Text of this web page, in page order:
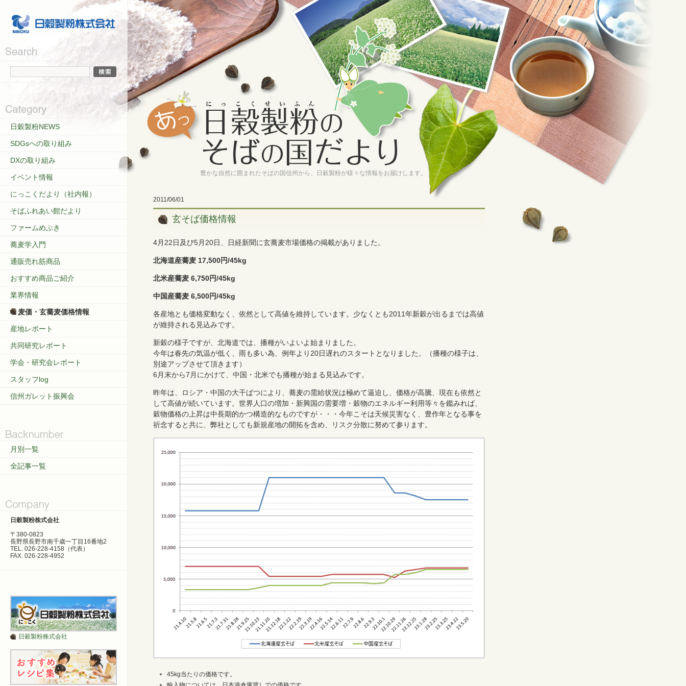
豊かな自然に囲まれたそばの国信州から、日穀製粉が様々な情報をお届けします。
2011/06/01
玄そば価格情報
4月22日及び5月20日、日経新聞に玄蕎麦市場価格の掲載がありました。
北海道産蕎麦 17,500円/45kg
北米産蕎麦 6,750円/45kg
中国産蕎麦 6,500円/45kg
各産地とも価格変動なく、依然として高値を維持しています。少なくとも2011年新穀が出るまでは高値
が維持される見込みです。
新穀の様子ですが、北海道では、播種がいよいよ始まりました。
今年は春先の気温が低く、雨も多い為、例年より20日遅れのスタートとなりました。（播種の様子は、
別途アップさせて頂きます）
6月末から7月にかけて、中国・北米でも播種が始まる見込みです。
昨年は、ロシア・中国の大干ばつにより、蕎麦の需給状況は極めて逼迫し、価格が高騰、現在も依然と
して高値が続いています。世界人口の増加・新興国の需要増・穀物のエネルギー利用等々を鑑みれば、
穀物価格の上昇は中長期的かつ構造的なものですが・・・今年こそは天候災害なく、豊作年となる事を
祈念すると共に、弊社としても新規産地の開拓を含め、リスク分散に努めて参ります。
45kg当たりの価格です。
輸入物については、日本港倉庫渡しでの価格です。
日穀製粉NEWS
SDGsへの取り組み
DXの取り組み
イベント情報
にっこくだより（社内報）
そばふれあい館だより
ファームめぶき
蕎麦学入門
通販売れ筋商品
おすすめ商品ご紹介
業界情報
麦価・玄蕎麦価格情報
産地レポート
共同研究レポート
学会・研究会レポート
スタッフlog
信州ガレット振興会
月別一覧
全記事一覧
日穀製粉株式会社
〒380-0823
長野県長野市南千歳一丁目16番地2
TEL. 026-228-4158（代表）
FAX. 026-228-4952
日穀製粉株式会社